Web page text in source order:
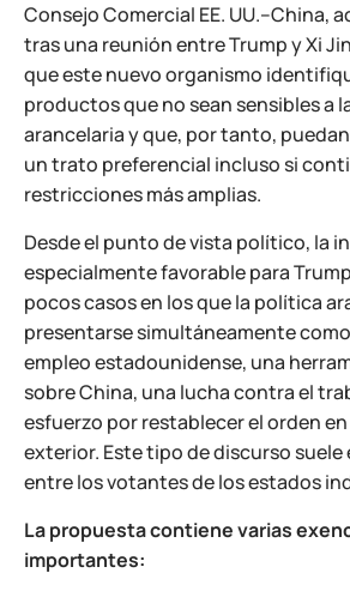
Consejo Comercial EE. UU.–China,
tras una reunión entre Trump y Xi
que este nuevo organismo
productos que no sean sensibles a
arancelaria y que, por tanto,
un trato preferencial incluso si
restricciones más amplias.
Desde el punto de vista político, la
especialmente favorable para
pocos casos en los que la política
presentarse simultáneamente
empleo estadounidense, una
sobre China, una lucha contra el
esfuerzo por restablecer el orden
exterior. Este tipo de discurso
entre los votantes de los estados
La propuesta contiene varias
importantes: